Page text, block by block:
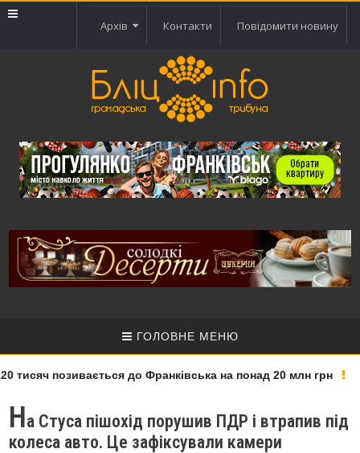
Архів Контакти Повідомити новину
ГОЛОВНЕ МЕНЮ
позивається до Франківська на понад 20 млн грн
На Стуса пішохід порушив ПДР і втрапив під
колеса авто. Це зафіксували камери